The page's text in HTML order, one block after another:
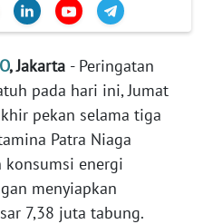
, Jakarta - Peringatan
pada hari ini, Jumat
pekan selama tiga
Patra Niaga
energi
menyiapkan
7,38 juta tabung.